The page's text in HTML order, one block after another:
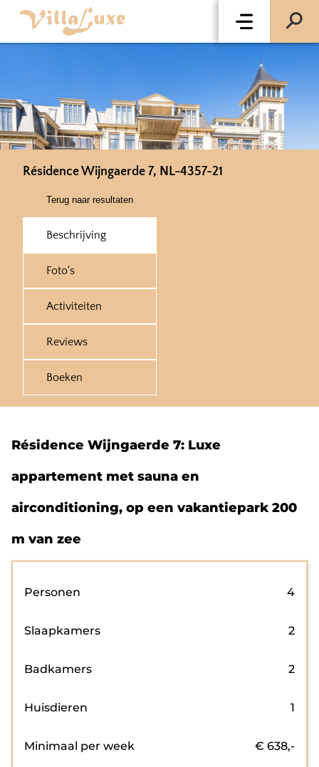
Résidence Wijngaerde 7, NL-4357-21
Terug naar resultaten
Beschrijving
Foto's
Activiteiten
Reviews
Boeken
Résidence Wijngaerde 7: Luxe
appartement met sauna en
airconditioning, op een vakantiepark 200
m van zee
Personen 4
Slaapkamers 2
Badkamers 2
Huisdieren 1
Minimaal per week € 638,-